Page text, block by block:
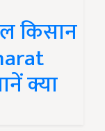
किसान
क्या